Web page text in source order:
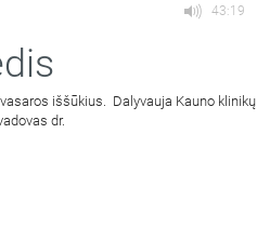
43:19
iššūkius. Dalyvauja Kauno klinikų
dr.